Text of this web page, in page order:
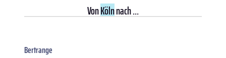
VonKölnnach ...
Bertrange